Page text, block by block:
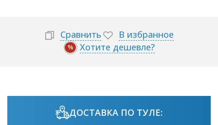
Сравнить В избранное
% Хотите дешевле?
ДОСТАВКА ПО ТУЛЕ: